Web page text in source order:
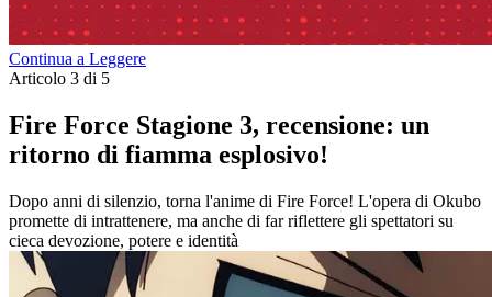
Continua a Leggere
Articolo 3 di 5
Fire Force Stagione 3, recensione: un
ritorno di fiamma esplosivo!
Dopo anni di silenzio, torna l'anime di Fire Force! L'opera di Okubo
promette di intrattenere, ma anche di far riflettere gli spettatori su
cieca devozione, potere e identità